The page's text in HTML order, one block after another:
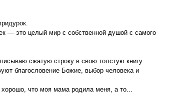
— это целый мир с собственной душой с самого
сжатую строку в свою толстую книгу
благословение Божие, выбор человека и
что моя мама родила меня, а то...